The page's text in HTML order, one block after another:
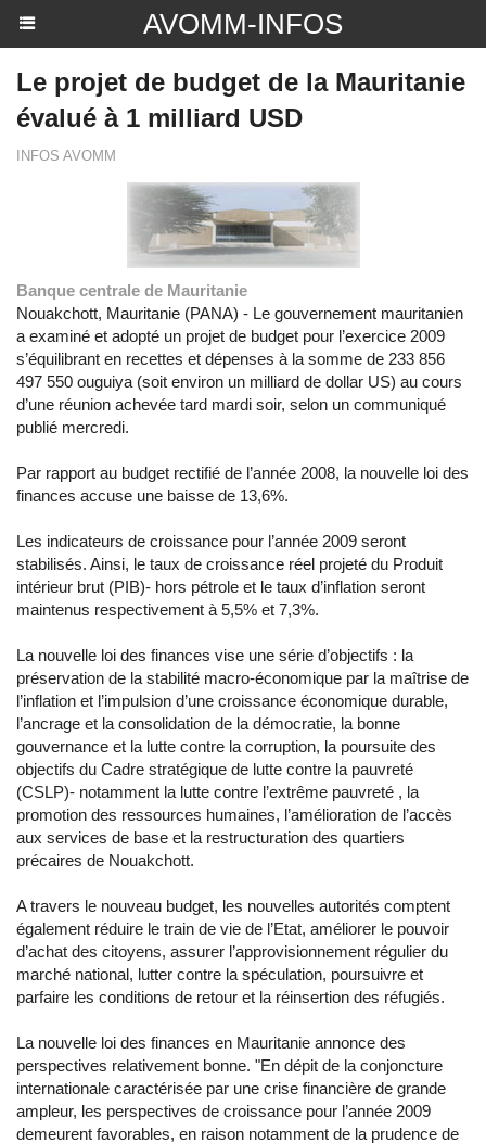
AVOMM-INFOS
Le projet de budget de la Mauritanie
évalué à 1 milliard USD
INFOS AVOMM
Banque centrale de Mauritanie
Nouakchott, Mauritanie (PANA) - Le gouvernement mauritanien
a examiné et adopté un projet de budget pour l’exercice 2009
s’équilibrant en recettes et dépenses à la somme de 233 856
497 550 ouguiya (soit environ un milliard de dollar US) au cours
d’une réunion achevée tard mardi soir, selon un communiqué
publié mercredi.
Par rapport au budget rectifié de l’année 2008, la nouvelle loi des
finances accuse une baisse de 13,6%.
Les indicateurs de croissance pour l’année 2009 seront
stabilisés. Ainsi, le taux de croissance réel projeté du Produit
intérieur brut (PIB)- hors pétrole et le taux d’inflation seront
maintenus respectivement à 5,5% et 7,3%.
La nouvelle loi des finances vise une série d’objectifs : la
préservation de la stabilité macro-économique par la maîtrise de
l’inflation et l’impulsion d’une croissance économique durable,
l’ancrage et la consolidation de la démocratie, la bonne
gouvernance et la lutte contre la corruption, la poursuite des
objectifs du Cadre stratégique de lutte contre la pauvreté
(CSLP)- notamment la lutte contre l’extrême pauvreté , la
promotion des ressources humaines, l’amélioration de l’accès
aux services de base et la restructuration des quartiers
précaires de Nouakchott.
A travers le nouveau budget, les nouvelles autorités comptent
également réduire le train de vie de l’Etat, améliorer le pouvoir
d’achat des citoyens, assurer l’approvisionnement régulier du
marché national, lutter contre la spéculation, poursuivre et
parfaire les conditions de retour et la réinsertion des réfugiés.
La nouvelle loi des finances en Mauritanie annonce des
perspectives relativement bonne. "En dépit de la conjoncture
internationale caractérisée par une crise financière de grande
ampleur, les perspectives de croissance pour l’année 2009
demeurent favorables, en raison notamment de la prudence de